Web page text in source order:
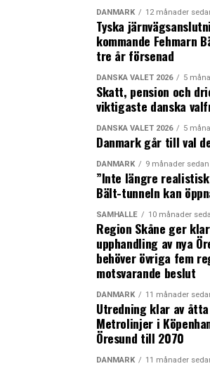
-2%
0%
-4%
Källa: Styrelsen for Arbejdsmarked og
(STAR), jobindsats.dk, som baserar
registeret, CVR-registeret,
* Utländska arbetstagare och
(RUT)” ingår i mätningen från 1
därmed ska jämförelser av nivåerna
göras med försiktighet.
Statistiken baseras på löneinkomst
inte heller av hur många som arbetar
coroapandemin, så som
Men samtidigt säger statistiken inte
hur många som rent faktiskt pendlar
DANMARK 12 månader
Tyska
kommande Fehmarn
tre år försenad
DANSKA VALET 2026 5
Skatt, pension och
viktigaste danska
DANSKA VALET 2026 5
Danmark går till val
DANMARK 9 månader sedan
”Inte längre
Bält-tunneln kan
SAMHÄLLE 10 månader
Region Skåne ger
upphandling av nya
behöver övriga fem
motsvarande beslut
DANMARK 11 månader
Utredning klar av
Metrolinjer i
Öresund till 2070
DANMARK 11 månader